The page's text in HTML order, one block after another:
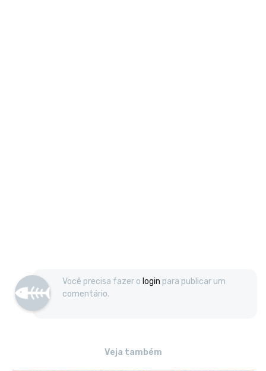
Você precisa fazer o login para publicar um
comentário.
Veja também